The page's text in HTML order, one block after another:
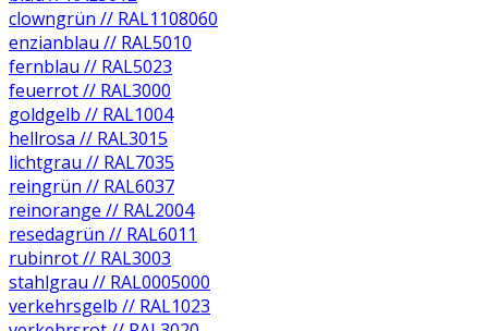
clowngrün // RAL1108060
enzianblau // RAL5010
fernblau // RAL5023
feuerrot // RAL3000
goldgelb // RAL1004
hellrosa // RAL3015
lichtgrau // RAL7035
reingrün // RAL6037
reinorange // RAL2004
resedagrün // RAL6011
rubinrot // RAL3003
stahlgrau // RAL0005000
verkehrsgelb // RAL1023